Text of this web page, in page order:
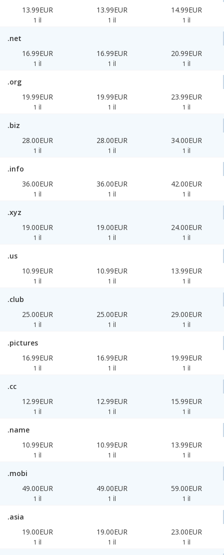
13.99EUR
1 İl
13.99EUR
1 İl
14.99EUR
1 İl
.net
16.99EUR
1 İl
16.99EUR
1 İl
20.99EUR
1 İl
.org
19.99EUR
1 İl
19.99EUR
1 İl
23.99EUR
1 İl
.biz
28.00EUR
1 İl
28.00EUR
1 İl
34.00EUR
1 İl
.info
36.00EUR
1 İl
36.00EUR
1 İl
42.00EUR
1 İl
.xyz
19.00EUR
1 İl
19.00EUR
1 İl
24.00EUR
1 İl
.us
10.99EUR
1 İl
10.99EUR
1 İl
13.99EUR
1 İl
.club
25.00EUR
1 İl
25.00EUR
1 İl
29.00EUR
1 İl
.pictures
16.99EUR
1 İl
16.99EUR
1 İl
19.99EUR
1 İl
.cc
12.99EUR
1 İl
12.99EUR
1 İl
15.99EUR
1 İl
.name
10.99EUR
1 İl
10.99EUR
1 İl
13.99EUR
1 İl
.mobi
49.00EUR
1 İl
49.00EUR
1 İl
59.00EUR
1 İl
.asia
19.00EUR
1 İl
19.00EUR
1 İl
23.00EUR
1 İl